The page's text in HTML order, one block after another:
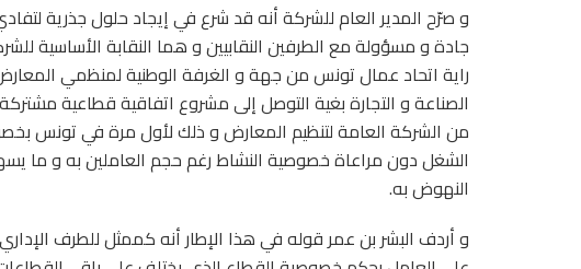
و صرّح المدير العام للشركة أنه قد شرع في إيجاد حلول جذرية
جادة و مسؤولة مع الطرفين النقابيين و هما النقابة الأساسية
راية اتحاد عمال تونس من جهة و الغرفة الوطنية لمنظمي المعارض
الصناعة و التجارة بغية التوصل إلى مشروع اتفاقية قطاعية
من الشركة العامة لتنظيم المعارض و ذلك لأول مرة في تونس
الشغل دون مراعاة خصوصية النشاط رغم حجم العاملين به و ما
النهوض به.
و أردف البشر بن عمر قوله في هذا الإطار أنه كممثل للطرف